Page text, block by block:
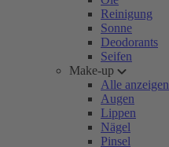
Reinigung
Sonne
Deodorants
Seifen
Make-up
Alle anzeigen
Augen
Lippen
Nägel
Pinsel